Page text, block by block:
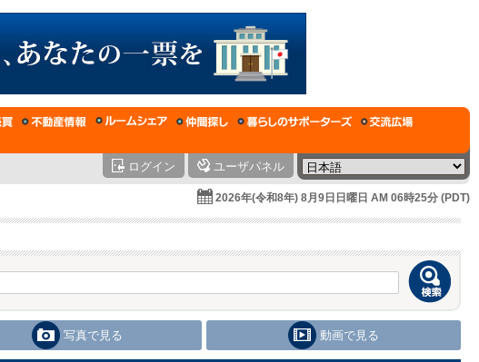
ログイン ユーザパネル
2026年(令和8年) 8月9日日曜日 AM 06時25分 (PDT)
写真で見る 動画で見る